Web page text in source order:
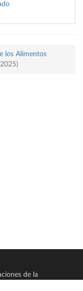
los Alimentos
de la